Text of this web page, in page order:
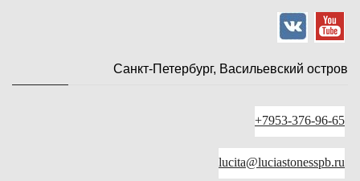
Санкт-Петербург, Васильевский остров
+7953-376-96-65
lucita@luciastonesspb.ru